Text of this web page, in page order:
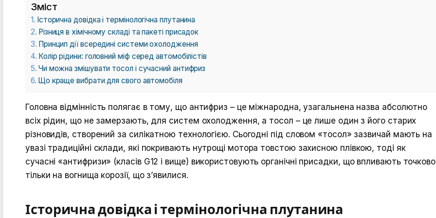
Зміст
Історична довідка і термінологічна плутанина
Різниця в хімічному складі та пакеті присадок
Принцип дії всередині системи охолодження
Колір рідини: головний міф серед автомобілістів
Чи можна змішувати тосол і сучасний антифриз
Що краще вибрати для свого автомобіля
Головна відмінність полягає в тому, що антифриз – це міжнародна, узагальнена назва абсолютно
всіх рідин, що не замерзають, для систем охолодження, а тосол – це лише один з його старих
різновидів, створений за силікатною технологією. Сьогодні під словом «тосол» зазвичай мають на
увазі традиційні склади, які покривають нутрощі мотора товстою захисною плівкою, тоді як
сучасні «антифризи» (класів G12 і вище) використовують органічні присадки, що впливають точково
тільки на вогнища корозії, що з’явилися.
Історична довідка і термінологічна плутанина